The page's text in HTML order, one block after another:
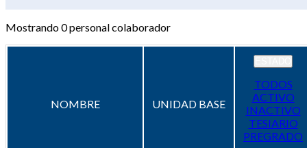
Mostrando0personal colaborador
NOMBRE UNIDAD BASE
TODOS
ACTIVO
INACTIVO
TESIARIO
PREGRADO